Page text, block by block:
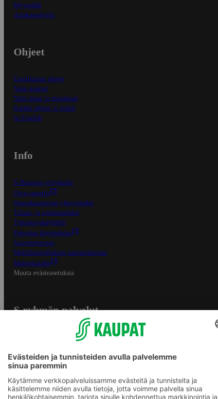
Myymälät
Asiakaspalvelu
Ohjeet
Ensitilaajan ohjeet
Näin maksat
Näin tilaat ja muokkaat
Kaikki ohjeet ja vinkit
In English
Info
S-Business yrityksille
Oiva-raportit
Osuuskauppojen yhteystiedot
Tilaus- ja toimitusehdot
Tietosuojakäytäntö
Palvelun käyttöehdot
Saavutettavuus
Mobiilisovelluksen saavutettavuus
Mainostajalle
Muuta evästeasetuksia
S-ryhmän palvelut
Yhteishyvä Ruoka -sovellus
S-ostoslista -sovellus
Prisma.fi
Sokos.fi